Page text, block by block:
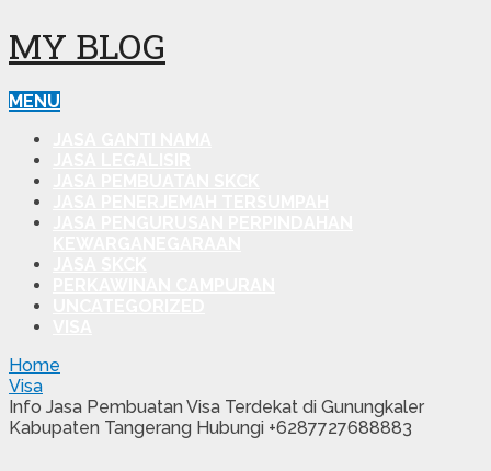
MY BLOG
MENU
Home
Visa
Info Jasa Pembuatan Visa Terdekat di Gunungkaler
Kabupaten Tangerang Hubungi +6287727688883